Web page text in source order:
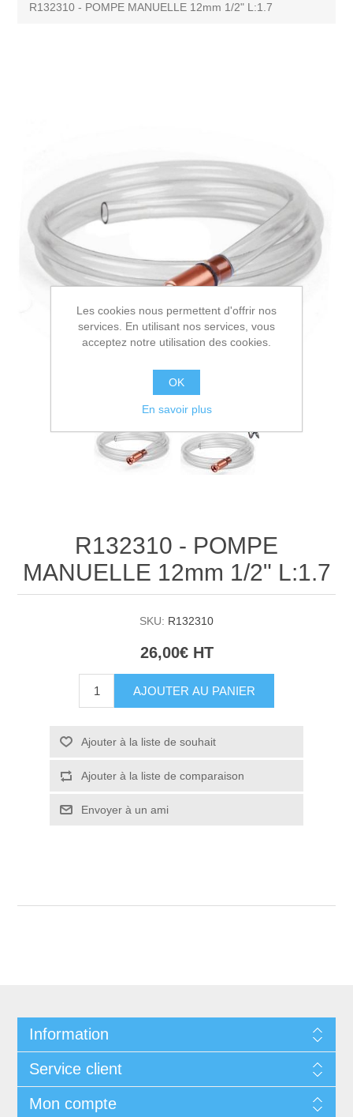
R132310 - POMPE MANUELLE 12mm 1/2" L:1.7
R132310 - POMPE
MANUELLE 12mm 1/2" L:1.7
SKU: R132310
26,00€ HT
AJOUTER AU PANIER
Ajouter à la liste de souhait
Ajouter à la liste de comparaison
Envoyer à un ami
Information
Service client
Mon compte
Les cookies nous permettent d'offrir nos
services. En utilisant nos services, vous
acceptez notre utilisation des cookies.
OK
En savoir plus